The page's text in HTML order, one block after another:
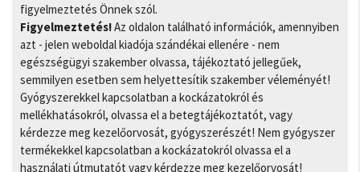
figyelmeztetés Önnek szól.
Figyelmeztetés!Az oldalon található információk, amennyiben
azt - jelen weboldal kiadója szándékai ellenére - nem
egészségügyi szakember olvassa, tájékoztató jellegűek,
semmilyen esetben sem helyettesítik szakember véleményét!
Gyógyszerekkel kapcsolatban a kockázatokról és
mellékhatásokról, olvassa el a betegtájékoztatót, vagy
kérdezze meg kezelőorvosát, gyógyszerészét! Nem gyógyszer
termékekkel kapcsolatban a kockázatokról olvassa el a
használati útmutatót vagy kérdezze meg kezelőorvosát!